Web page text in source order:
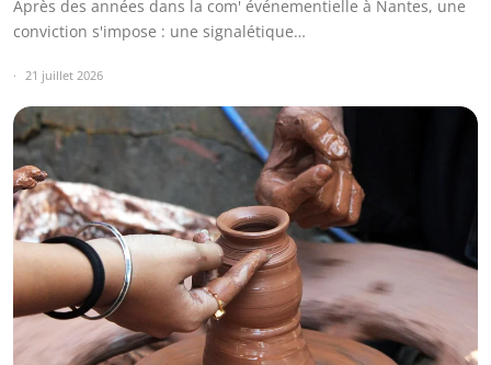
Après des années dans la com' événementielle à Nantes, une
conviction s'impose : une signalétique…
21 juillet 2026